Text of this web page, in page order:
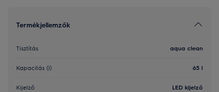
Termékjellemzők
Tisztítás aqua clean
Kapacitás (l) 65 l
Kijelző LED kijelző